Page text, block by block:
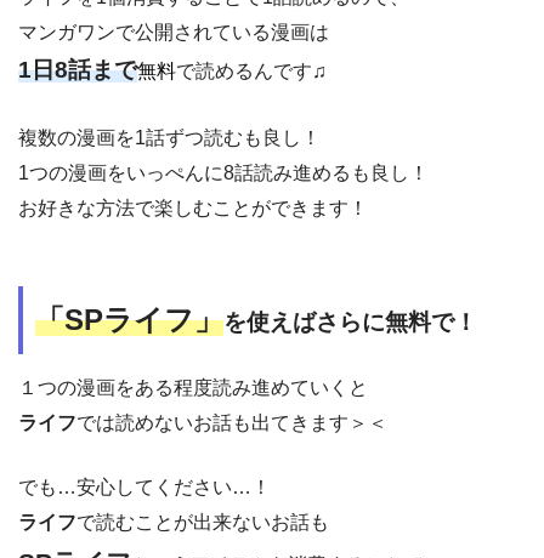
マンガワンで公開されている漫画は
1日8話まで無料で読めるんです♫
複数の漫画を1話ずつ読むも良し！
1つの漫画をいっぺんに8話読み進めるも良し！
お好きな方法で楽しむことができます！
「SPライフ」を使えばさらに無料で！
１つの漫画をある程度読み進めていくと
ライフでは読めないお話も出てきます＞＜
でも…安心してください…！
ライフで読むことが出来ないお話も